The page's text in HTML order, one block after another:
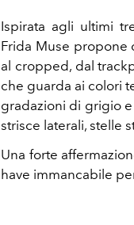
Ispirata agli ultimi
Frida Muse propone
al cropped, dal
che guarda ai colori
gradazioni di grigio
strisce laterali, stelle
Una forte
have immancabile